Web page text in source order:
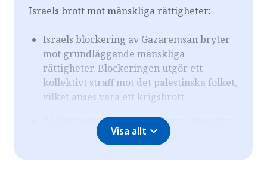
Israels brott mot mänskliga rättigheter:
Israels blockering av Gazaremsan bryter
mot grundläggande mänskliga
rättigheter. Blockeringen utgör ett
kollektivt straff mot det palestinska folket,
vilket anses vara ett krigsbrott.
På Västbanken är palestinierna ofta offer
för husförstörelse, oavsiktliga
arresteringar, våld och mord av israeliska
bosättare, som sällan åtalas.
Visa allt expand_more